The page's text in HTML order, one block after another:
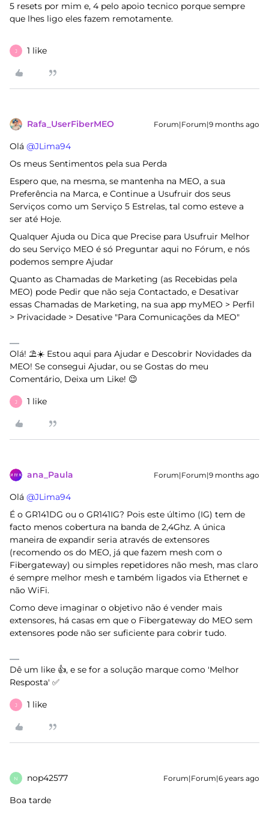
5 resets por mim e, 4 pelo apoio tecnico porque sempre
que lhes ligo eles fazem remotamente.
J 1 like
Rafa_UserFiberMEO Forum|Forum|9 months ago
Olá ​ @JLima94
Os meus Sentimentos pela sua Perda
Espero que, na mesma, se mantenha na MEO, a sua
Preferência na Marca, e Continue a Usufruir dos seus
Serviços como um Serviço 5 Estrelas, tal como esteve a
ser até Hoje.
Qualquer Ajuda ou Dica que Precise para Usufruir Melhor
do seu Serviço MEO é só Preguntar aqui no Fórum, e nós
podemos sempre Ajudar
Quanto as Chamadas de Marketing (as Recebidas pela
MEO) pode Pedir que não seja Contactado, e Desativar
essas Chamadas de Marketing, na sua app myMEO > Perfil
> Privacidade > Desative "Para Comunicações da MEO"
Olá! ⛱️☀️ Estou aqui para Ajudar e Descobrir Novidades da
MEO! Se consegui Ajudar, ou se Gostas do meu
Comentário, Deixa um Like! 😉
J 1 like
ana_Paula Forum|Forum|9 months ago
Olá ​ @JLima94
É o GR141DG ou o GR141IG? Pois este último (IG) tem de
facto menos cobertura na banda de 2,4Ghz. A única
maneira de expandir seria através de extensores
(recomendo os do MEO, já que fazem mesh com o
Fibergateway) ou simples repetidores não mesh, mas claro
é sempre melhor mesh e também ligados via Ethernet e
não WiFi.
Como deve imaginar o objetivo não é vender mais
extensores, há casas em que o Fibergateway do MEO sem
extensores pode não ser suficiente para cobrir tudo.
Dê um like 👍, e se for a solução marque como 'Melhor
Resposta' ✅
J 1 like
N nop42577 Forum|Forum|6 years ago
Boa tarde